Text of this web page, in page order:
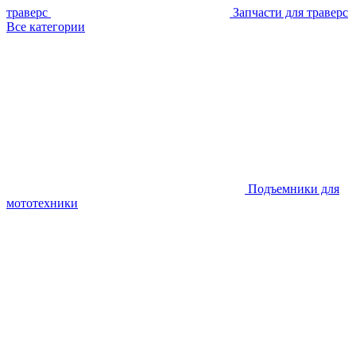
траверс
Запчасти для траверс
Все категории
Подъемники для
мототехники